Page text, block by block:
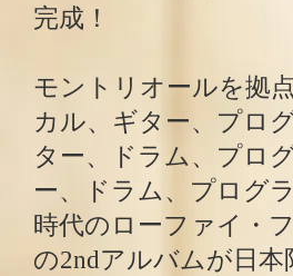
完成！
モントリオールを拠
カル、ギター、プロ
ター、ドラム、プロ
ー、ドラム、プログ
時代のローファイ・
の2ndアルバムが日